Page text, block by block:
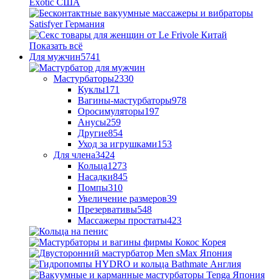
Показать всё
Для мужчин5741
Мастурбаторы2330
Куклы171
Вагины-мастурбаторы978
Оросимуляторы197
Анусы259
Другие854
Уход за игрушками153
Для члена3424
Кольца1273
Насадки845
Помпы310
Увеличение размеров39
Презервативы548
Массажеры простаты423